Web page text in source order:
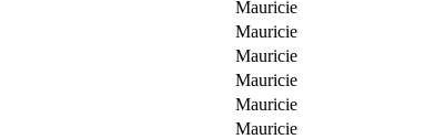
Mauricie
Mauricie
Mauricie
Mauricie
Mauricie
Mauricie